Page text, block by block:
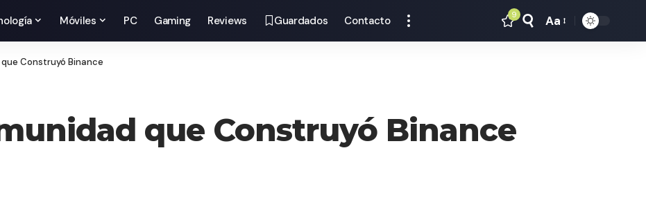
Móviles PC Gaming Reviews Guardados Contacto 9
Tamaño
Aa
Construyó Binance
que Construyó Binance